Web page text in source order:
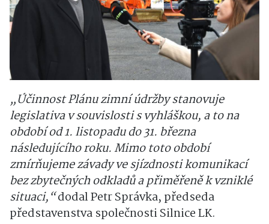
„Účinnost Plánu zimní údržby stanovuje
legislativa v souvislosti s vyhláškou, a to na
období od 1. listopadu do 31. března
následujícího roku. Mimo toto období
zmírňujeme závady ve sjízdnosti komunikací
bez zbytečných odkladů a přiměřeně k vzniklé
situaci,“dodal Petr Správka, předseda
představenstva společnosti Silnice LK.